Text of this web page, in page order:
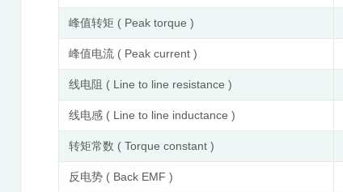
峰值转矩 ( Peak torque )
峰值电流 ( Peak current )
线电阻 ( Line to line resistance )
线电感 ( Line to line inductance )
转矩常数 ( Torque constant )
反电势 ( Back EMF )